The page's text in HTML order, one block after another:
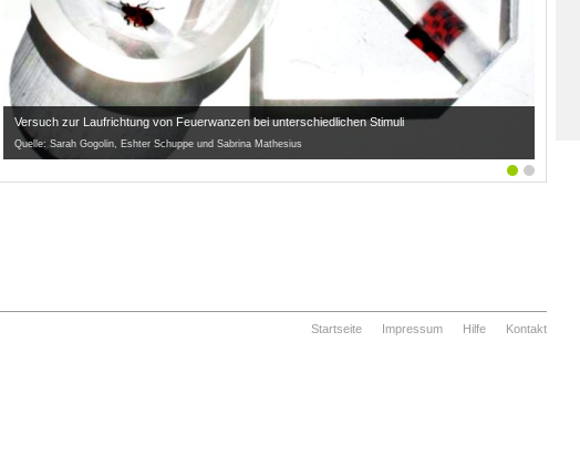
Versuch zur Laufrichtung von Feuerwanzen bei unterschiedlichen Stimuli
Quelle: Sarah Gogolin, Eshter Schuppe und Sabrina Mathesius
Startseite Impressum Hilfe Kontakt